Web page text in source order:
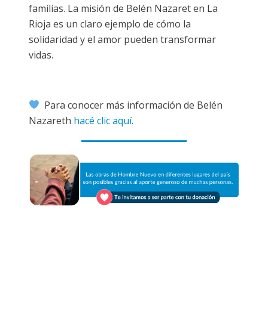
familias. La misión de Belén Nazaret en La
Rioja es un claro ejemplo de cómo la
solidaridad y el amor pueden transformar
vidas.
Para conocer más información de Belén
Nazareth hacé clic aquí.